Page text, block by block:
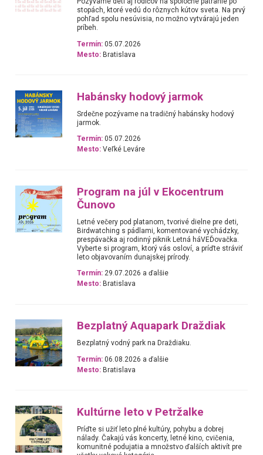
stopách, ktoré vedú do rôznych kútov sveta. Na prvý
pohľad spolu nesúvisia, no možno vytvárajú jeden
príbeh.
Termín: 05.07.2026
Mesto: Bratislava
Habánsky hodový jarmok
Srdečne pozývame na tradičný habánsky hodový
jarmok.
Termín: 05.07.2026
Mesto: Veľké Leváre
Program na júl v Ekocentrum
Čunovo
Letné večery pod platanom, tvorivé dielne pre deti,
Birdwatching s pádlami, komentované vychádzky,
prespávačka aj rodinný piknik Letná háVEĎovačka.
Vyberte si program, ktorý vás osloví, a príďte stráviť
leto objavovaním dunajskej prírody.
Termín: 29.07.2026 a ďalšie
Mesto: Bratislava
Bezplatný Aquapark Draždiak
Bezplatný vodný park na Draždiaku.
Termín: 06.08.2026 a ďalšie
Mesto: Bratislava
Kultúrne leto v Petržalke
Príďte si užiť leto plné kultúry, pohybu a dobrej
nálady. Čakajú vás koncerty, letné kino, cvičenia,
komunitné podujatia a množstvo ďalších aktivít pre